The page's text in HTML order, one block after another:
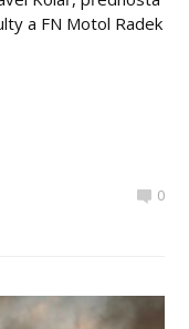
a FN Motol Radek
0